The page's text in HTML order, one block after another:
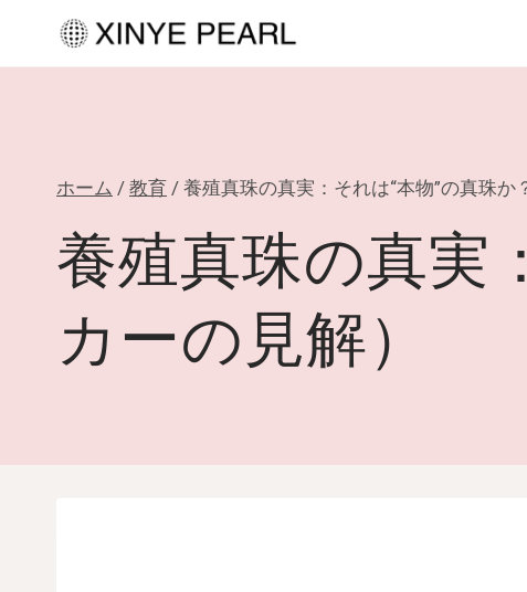
ホーム / 教育 / 養殖真珠の真実：それは“本物”の真珠か
養殖真珠の真実
カーの見解）